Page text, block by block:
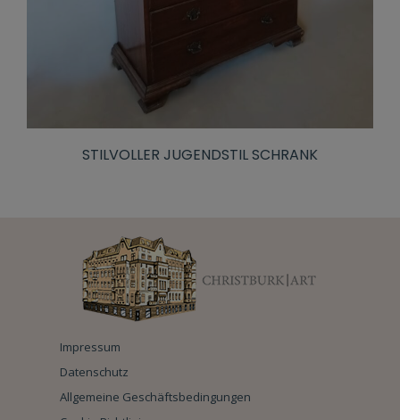
STILVOLLER JUGENDSTIL SCHRANK
Impressum
Datenschutz
Allgemeine Geschäftsbedingungen